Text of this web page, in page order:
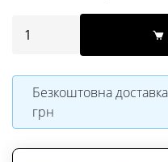
Безкоштовна
грн